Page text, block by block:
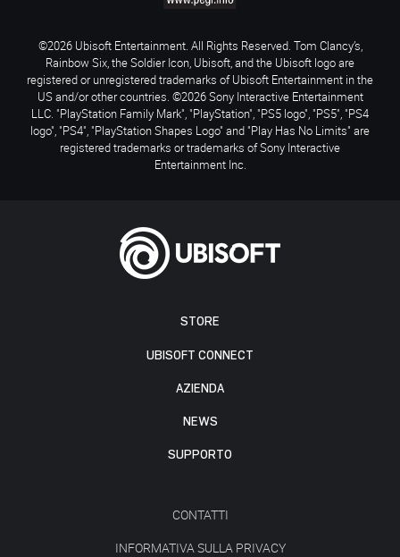
STORE
UBISOFT CONNECT
AZIENDA
NEWS
SUPPORTO
CONTATTI
INFORMATIVA SULLA PRIVACY
©2026 Ubisoft Entertainment. All Rights Reserved. Tom Clancy’s,
Rainbow Six, the Soldier Icon, Ubisoft, and the Ubisoft logo are
registered or unregistered trademarks of Ubisoft Entertainment in the
US and/or other countries. ©2026 Sony Interactive Entertainment
LLC. "PlayStation Family Mark", "PlayStation", "PS5 logo", "PS5", "PS4
logo", "PS4", "PlayStation Shapes Logo" and "Play Has No Limits" are
registered trademarks or trademarks of Sony Interactive
Entertainment Inc.